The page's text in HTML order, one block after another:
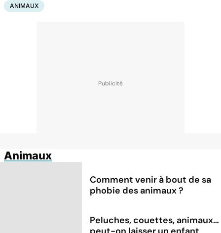
ANIMAUX
Animaux
Comment venir à bout de sa
phobie des animaux ?
Peluches, couettes, animaux…